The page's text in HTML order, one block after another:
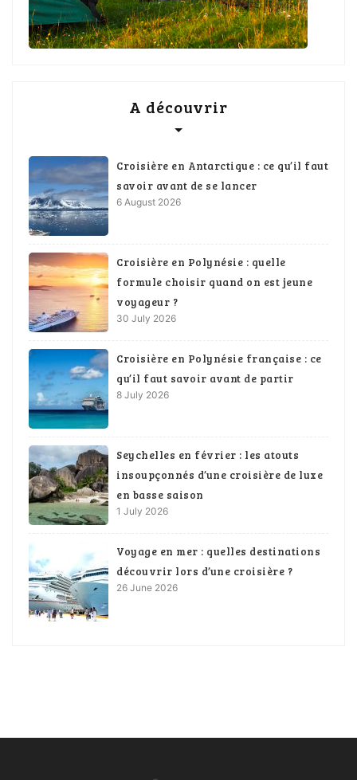
A découvrir
Croisière en Antarctique : ce qu’il faut
savoir avant de se lancer
6 August 2026
Croisière en Polynésie : quelle
formule choisir quand on est jeune
voyageur ?
30 July 2026
Croisière en Polynésie française : ce
qu’il faut savoir avant de partir
8 July 2026
Seychelles en février : les atouts
insoupçonnés d’une croisière de luxe
en basse saison
1 July 2026
Voyage en mer : quelles destinations
découvrir lors d’une croisière ?
26 June 2026